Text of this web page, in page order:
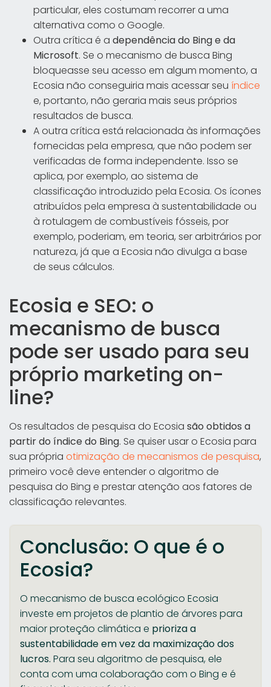
particular, eles costumam recorrer a uma
alternativa como o Google.
Outra crítica é a dependência do Bing e da
Microsoft. Se o mecanismo de busca Bing
bloqueasse seu acesso em algum momento, a
Ecosia não conseguiria mais acessar seu índice
e, portanto, não geraria mais seus próprios
resultados de busca.
A outra crítica está relacionada às informações
fornecidas pela empresa, que não podem ser
verificadas de forma independente. Isso se
aplica, por exemplo, ao sistema de
classificação introduzido pela Ecosia. Os ícones
atribuídos pela empresa à sustentabilidade ou
à rotulagem de combustíveis fósseis, por
exemplo, poderiam, em teoria, ser arbitrários por
natureza, já que a Ecosia não divulga a base
de seus cálculos.
Ecosia e SEO: o
mecanismo de busca
pode ser usado para seu
próprio marketing on-
line?
Os resultados de pesquisa do Ecosia são obtidos a
partir do índice do Bing. Se quiser usar o Ecosia para
sua própria otimização de mecanismos de pesquisa,
primeiro você deve entender o algoritmo de
pesquisa do Bing e prestar atenção aos fatores de
classificação relevantes.
Conclusão: O que é o
Ecosia?
O mecanismo de busca ecológico Ecosia
investe em projetos de plantio de árvores para
maior proteção climática e prioriza a
sustentabilidade em vez da maximização dos
lucros. Para seu algoritmo de pesquisa, ele
conta com uma colaboração com o Bing e é